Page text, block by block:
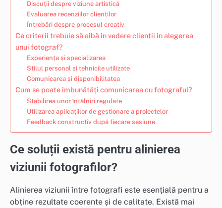
Discuții despre viziune artistică
Evaluarea recenziilor clienților
Întrebări despre procesul creativ
Ce criterii trebuie să aibă în vedere clienții în alegerea
unui fotograf?
Experiența și specializarea
Stilul personal și tehnicile utilizate
Comunicarea și disponibilitatea
Cum se poate îmbunătăți comunicarea cu fotograful?
Stabilirea unor întâlniri regulate
Utilizarea aplicațiilor de gestionare a proiectelor
Feedback constructiv după fiecare sesiune
Ce soluții există pentru alinierea
viziunii fotografilor?
Alinierea viziunii între fotografi este esențială pentru a
obține rezultate coerente și de calitate. Există mai